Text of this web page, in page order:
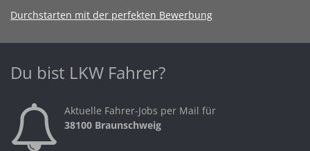
Durchstarten mit der perfekten Bewerbung
Du bist LKW Fahrer?
Aktuelle Fahrer-Jobs per Mail für
38100 Braunschweig